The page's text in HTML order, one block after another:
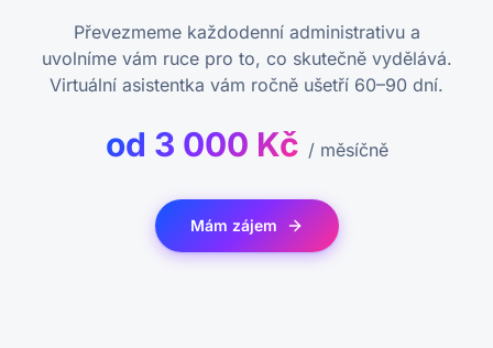
Převezmeme každodenní administrativu a
uvolníme vám ruce pro to, co skutečně vydělává.
Virtuální asistentka vám ročně ušetří 60–90 dní.
od 3 000 Kč / měsíčně
Mám zájem